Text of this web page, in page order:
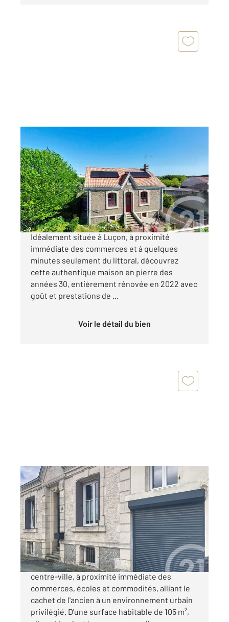
LUCON 85
100 m , 5 pièces
Ref : 802
Maison à vendre
237 375 €
LUÇON, Charmante maison en pierre rénovée.
Idéalement située à Luçon, à proximité
immédiate des commerces et à quelques
minutes seulement du littoral, découvrez
cette authentique maison en pierre des
années 30, entièrement rénovée en 2022 avec
goût et prestations de ...
Voir le détail du bien
LUCON 85
105 m2, 4 pièces
Ref : 1564
Maison à vendre
226 825 €
Cette maison de caractère vous attend en
centre-ville, à proximité immédiate des
commerces, écoles et commodités, alliant le
cachet de l'ancien à un environnement urbain
privilégié. D'une surface habitable de 105 m²,